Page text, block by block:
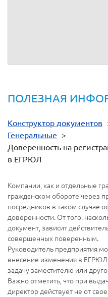
ПОЛЕЗНАЯ
Конструктор документов
Генеральные >
Доверенность на
в ЕГРЮЛ
Компании, как и отдельные
гражданском обороте через
посредников в таком случае
доверенности. От того,
документ, зависит
совершенных поверенным.
Руководитель предприятия
внесение изменения в
задачу заместителю или
Важно отметить, что при
директор действует не от